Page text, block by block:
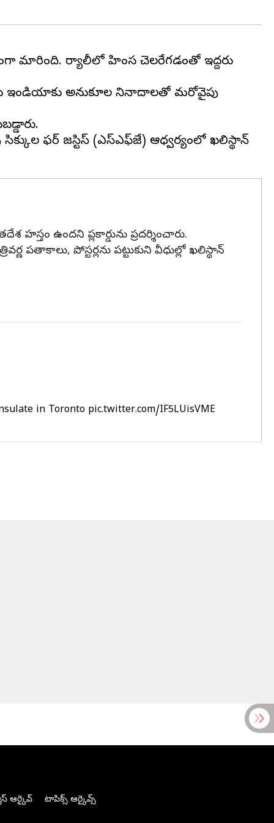
మారింది. ర్యాలీలో హింస చెలరేగడంతో ఇద్దరు
ఇండియాకు అనుకూల నినాదాలతో మరోవైపు
ఫర్ జస్టిస్ (ఎస్ఎఫ్‌జే) ఆధ్వర్యంలో ఖలిస్థాన్
ఉందని ప్లకార్డును ప్రదర్శించారు.
పతాకాలు, పోస్టర్లను పట్టుకుని వీధుల్లో ఖలిస్థాన్
in Toronto pic.twitter.com/IF5LUisVME
ఆర్కైవ్ టాపిక్స్ ఆర్కైవ్స్